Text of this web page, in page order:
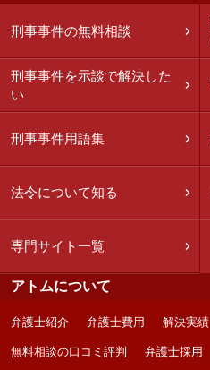
刑事事件の無料相談
刑事事件を示談で解決した
い
刑事事件用語集
法令について知る
専門サイト一覧
アトムについて
弁護士紹介 弁護士費用 解決実績
無料相談の口コミ評判 弁護士採用